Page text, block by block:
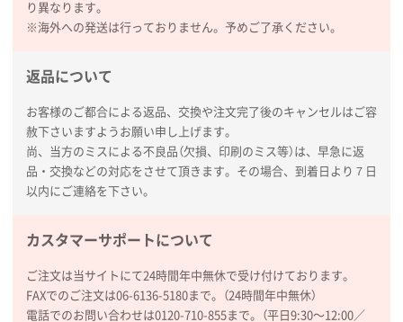
り異なります。
※海外への発送は行っておりません。予めご了承ください。
返品について
お客様のご都合による返品、交換や注文完了後のキャンセルはご容
赦下さいますようお願い申し上げます。
尚、当方のミスによる不良品（欠損、印刷のミス等）は、早急に返
品・交換などの対応をさせて頂きます。その場合、到着日より７日
以内にご連絡を下さい。
カスタマーサポートについて
ご注文は当サイトにて24時間年中無休で受け付けております。
FAXでのご注文は06-6136-5180まで。（24時間年中無休）
電話でのお問い合わせは0120-710-855まで。（平日9:30〜12:00／